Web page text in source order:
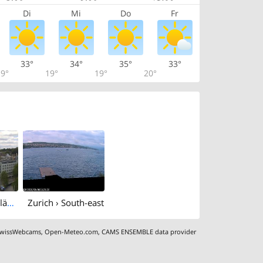
Di Mi Do Fr
33°
19°
34°
19°
35°
20°
33°
Zurich: Sechseläutenplatz Zurich › South-east
,Open-Meteo.com,CAMS ENSEMBLE data provider